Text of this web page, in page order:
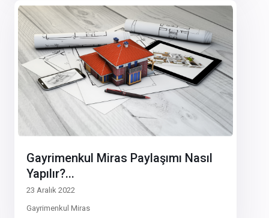
Gayrimenkul Miras Paylaşımı Nasıl
Yapılır?...
23 Aralık 2022
Gayrimenkul Miras